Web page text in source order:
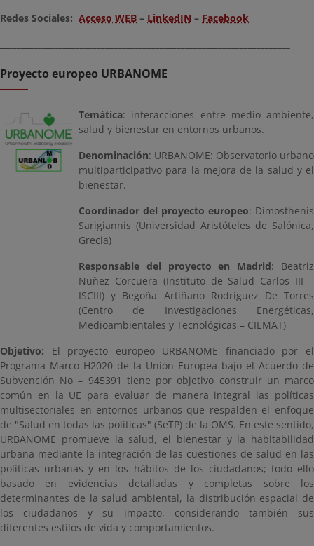
Redes Sociales: Acceso WEB – LinkedIN – Facebook
Proyecto europeo URBANOME
Temática: interacciones entre medio ambiente,
salud y bienestar en entornos urbanos.
Denominación: URBANOME: Observatorio urbano
multiparticipativo para la mejora de la salud y el
bienestar.
Coordinador del proyecto europeo: Dimosthenis
Sarigiannis (Universidad Aristóteles de Salónica,
Grecia)
Responsable del proyecto en Madrid: Beatriz
Nuñez Corcuera (Instituto de Salud Carlos III –
ISCIII) y Begoña Artiñano Rodriguez De Torres
(Centro de Investigaciones Energéticas,
Medioambientales y Tecnológicas – CIEMAT)
Objetivo: El proyecto europeo URBANOME financiado por el
Programa Marco H2020 de la Unión Europea bajo el Acuerdo de
Subvención No – 945391 tiene por objetivo construir un marco
común en la UE para evaluar de manera integral las políticas
multisectoriales en entornos urbanos que respalden el enfoque
de "Salud en todas las políticas" (SeTP) de la OMS. En este sentido,
URBANOME promueve la salud, el bienestar y la habitabilidad
urbana mediante la integración de las cuestiones de salud en las
políticas urbanas y en los hábitos de los ciudadanos; todo ello
basado en evidencias detalladas y completas sobre los
determinantes de la salud ambiental, la distribución espacial de
los ciudadanos y su impacto, considerando también sus
diferentes estilos de vida y comportamientos.